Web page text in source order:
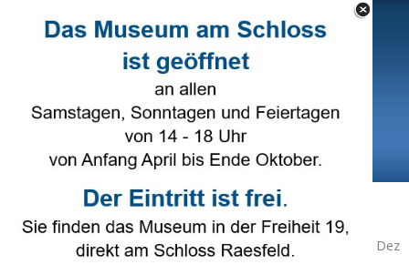
Select Language ▼
Menü überspringen
Adventsmarkt
Veröffentlicht vonJosef Büskenin Naturschutz
· Sonntag 08 Dez